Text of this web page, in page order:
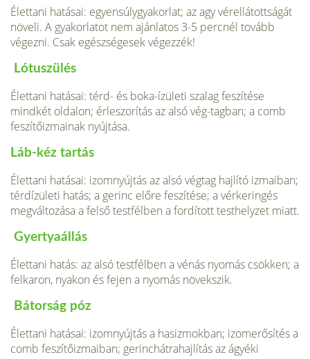
Élettani hatásai: egyensúlygyakorlat; az agy vérellátottságát
növeli. A gyakorlatot nem ajánlatos 3-5 percnél tovább
végezni. Csak egészségesek végezzék!
Lótuszülés
Élettani hatásai: térd- és boka-ízületi szalag feszítése
mindkét oldalon; érleszorítás az alsó vég-tagban; a comb
feszítőizmainak nyújtása.
Láb-kéz tartás
Élettani hatásai: izomnyújtás az alsó végtag hajlító izmaiban;
térdízületi hatás; a gerinc előre feszítése; a vérkeringés
megváltozása a felső testfélben a fordított testhelyzet miatt.
Gyertyaállás
Élettani hatás: az alsó testfélben a vénás nyomás csökken; a
felkaron, nyakon és fejen a nyomás növekszik.
Bátorság póz
Élettani hatásai: izomnyújtás a hasizmokban; izomerősítés a
comb feszítőizmaiban; gerinchátrahajlítás az ágyéki